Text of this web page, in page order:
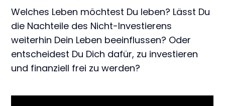
Welches Leben möchtest Du leben? Lässt Du
die Nachteile des Nicht-Investierens
weiterhin Dein Leben beeinflussen? Oder
entscheidest Du Dich dafür, zu investieren
und finanziell frei zu werden?